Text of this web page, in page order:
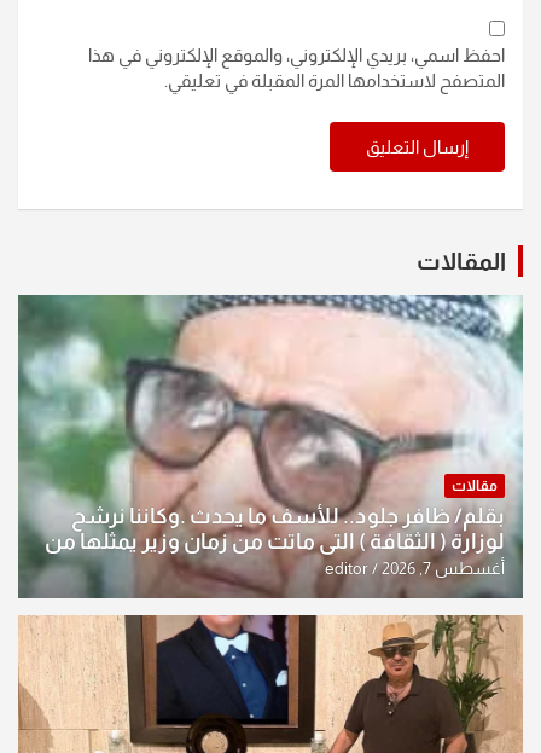
احفظ اسمي، بريدي الإلكتروني، والموقع الإلكتروني في هذا
المتصفح لاستخدامها المرة المقبلة في تعليقي.
المقالات
مقالات
بقلم/ ظافر جلود.. للأسف ما يحدث .وكاننا نرشح
لوزارة ( الثقافة ) التي ماتت من زمان وزير يمثلها من
النخبة والإرث العظيم للثقافة العراقية..
أغسطس 7, 2026 editor